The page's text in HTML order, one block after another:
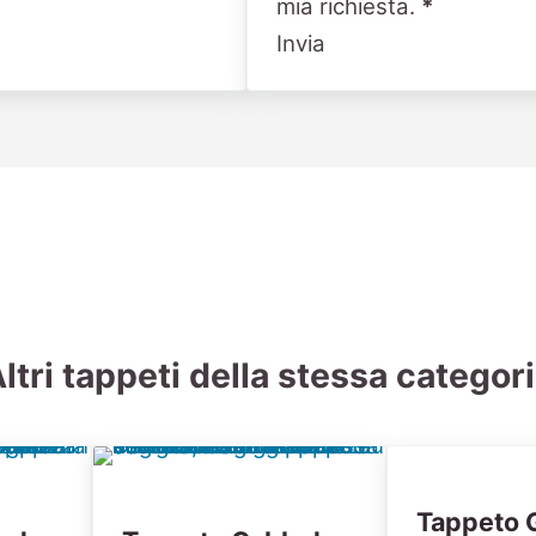
mia richiesta. *
Invia
tappeti della stessa
Tappeto